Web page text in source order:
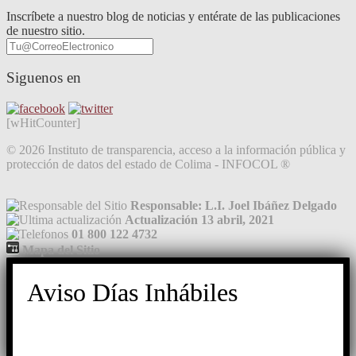
Inscríbete a nuestro blog de noticias y entérate de las publicaciones
de nuestro sitio.
Siguenos en
[wHitCounter]
© 2026 Instituto de transparencia, acceso a la información pública y
protección de datos del estado de Colima - INFOCOL ®
Responsable: L.I. Joel Ibáñez Delgado
Actualización 13 abril, 2021
01 800 122 4732
Mapa del Sitio
Aviso Días Inhábiles